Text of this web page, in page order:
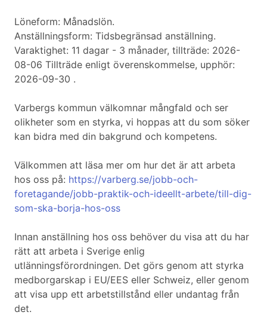
Löneform: Månadslön.
Anställningsform: Tidsbegränsad anställning.
Varaktighet: 11 dagar - 3 månader, tillträde: 2026-
08-06 Tillträde enligt överenskommelse, upphör:
2026-09-30 .
Varbergs kommun välkomnar mångfald och ser
olikheter som en styrka, vi hoppas att du som söker
kan bidra med din bakgrund och kompetens.
Välkommen att läsa mer om hur det är att arbeta
hos oss på: https://varberg.se/jobb-och-
foretagande/jobb-praktik-och-ideellt-arbete/till-dig-
som-ska-borja-hos-oss
Innan anställning hos oss behöver du visa att du har
rätt att arbeta i Sverige enlig
utlänningsförordningen. Det görs genom att styrka
medborgarskap i EU/EES eller Schweiz, eller genom
att visa upp ett arbetstillstånd eller undantag från
det.